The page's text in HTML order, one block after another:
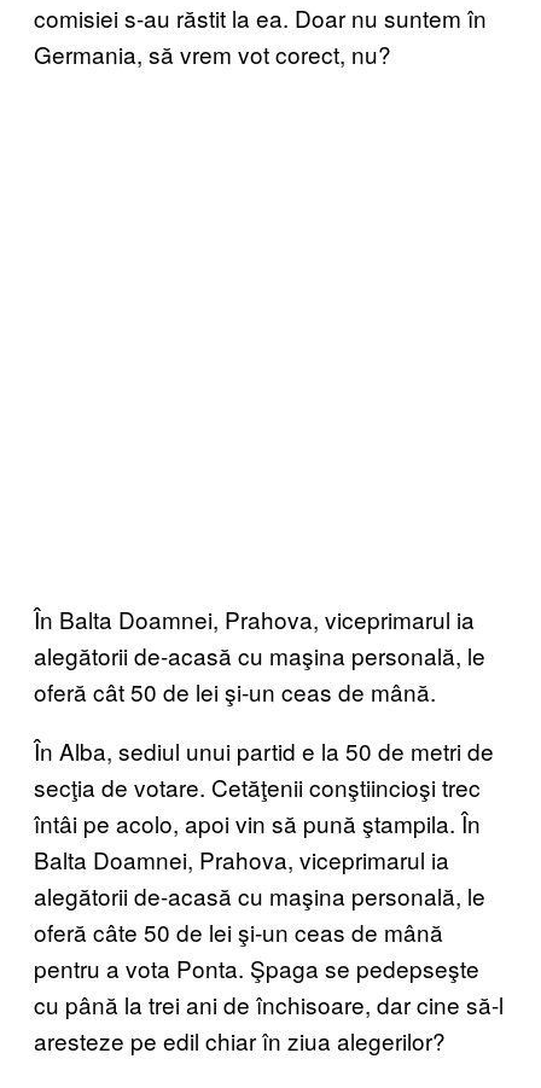
comisiei s-au răstit la ea. Doar nu suntem în
Germania, să vrem vot corect, nu?
În Balta Doamnei, Prahova, viceprimarul ia
alegătorii de-acasă cu maşina personală, le
oferă cât 50 de lei şi-un ceas de mână.
În Alba, sediul unui partid e la 50 de metri de
secţia de votare. Cetăţenii conştiincioşi trec
întâi pe acolo, apoi vin să pună ştampila. În
Balta Doamnei, Prahova, viceprimarul ia
alegătorii de-acasă cu maşina personală, le
oferă câte 50 de lei şi-un ceas de mână
pentru a vota Ponta. Şpaga se pedepseşte
cu până la trei ani de închisoare, dar cine să-l
aresteze pe edil chiar în ziua alegerilor?